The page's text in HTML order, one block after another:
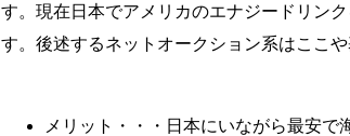
す。現在日本でアメリカのエナジードリン
す。後述するネットオークション系はここ
メリット・・・日本にいながら最安